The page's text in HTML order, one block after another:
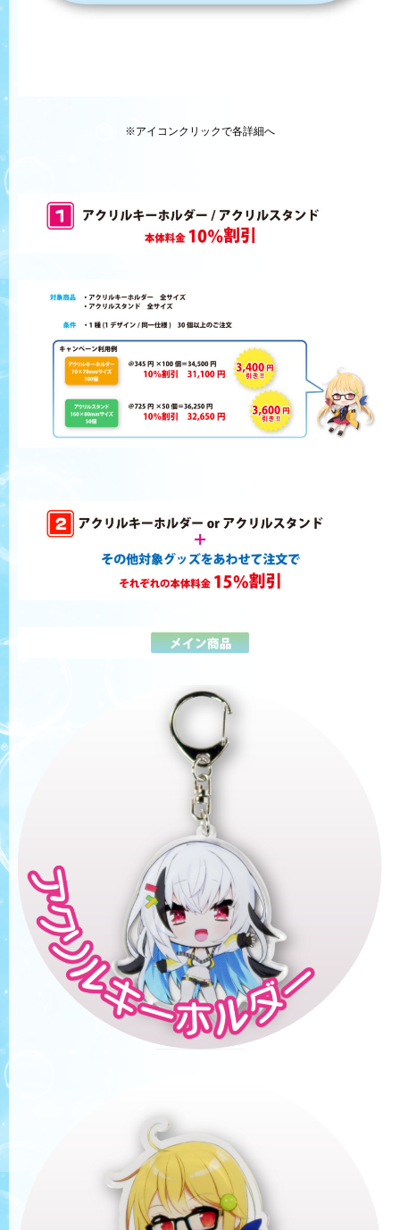
※アイコンクリックで各詳細へ